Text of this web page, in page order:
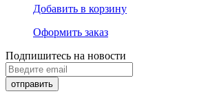
Добавить в корзину
Оформить заказ
Подпишитесь на новости